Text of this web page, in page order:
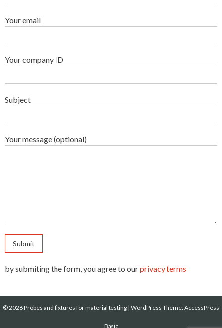
Your email
Your company ID
Subject
Your message (optional)
by submiting the form, you agree to ourprivacy terms
© 2026 Probes and fixtures for material testing | WordPress Theme:AccessPress
Basic